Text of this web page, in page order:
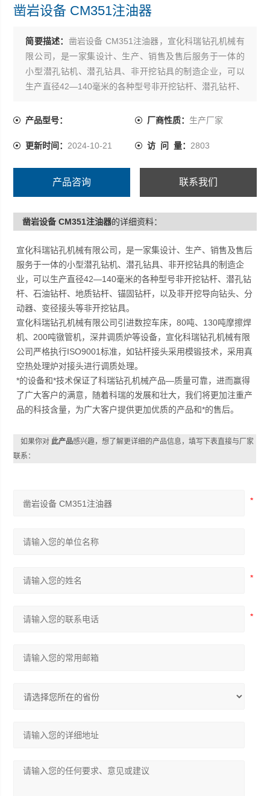
凿岩设备 CM351注油器
简要描述： 凿岩设备 CM351注油器，宣化科瑞钻孔机械有
限公司，是一家集设计、生产、销售及售后服务于一体的
小型潜孔钻机、潜孔钻具、非开挖钻具的制造企业，可以
生产直径42—140毫米的各种型号非开挖钻杆、潜孔钻杆、
分动器、变径接头等非开挖钻具。
产品型号： 厂商性质： 生产厂家
更新时间： 2024-10-21 访 问 量： 2803
产品咨询 联系我们
凿岩设备 CM351注油器的详细资料：
宣化科瑞钻孔机械有限公司，是一家集设计、生产、销售及售后
服务于一体的小型潜孔钻机、潜孔钻具、非开挖钻具的制造企
业，可以生产直径42—140毫米的各种型号非开挖钻杆、潜孔钻
杆、石油钻杆、地质钻杆、锚固钻杆，以及非开挖导向钻头、分
动器、变径接头等非开挖钻具。
宣化科瑞钻孔机械有限公司引进数控车床，80吨、130吨摩擦焊
机、200吨镦管机，深井调质炉等设备，宣化科瑞钻孔机械有限
公司严格执行ISO9001标准，如钻杆接头采用模锻技术，采用真
空热处理炉对接头进行调质处理。
*的设备和*技术保证了科瑞钻孔机械产品—质量可靠，进而赢得
了广大客户的满意，随着科瑞的发展和壮大，我们将更加注重产
品的科技含量，为广大客户提供更加优质的产品和*的售后。
如果你对此产品感兴趣，想了解更详细的产品信息，填写下表直接与厂家
联系：